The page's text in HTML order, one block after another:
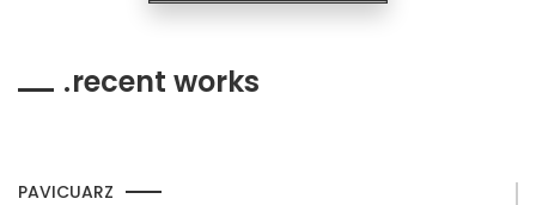
recent works
PAVICUARZ